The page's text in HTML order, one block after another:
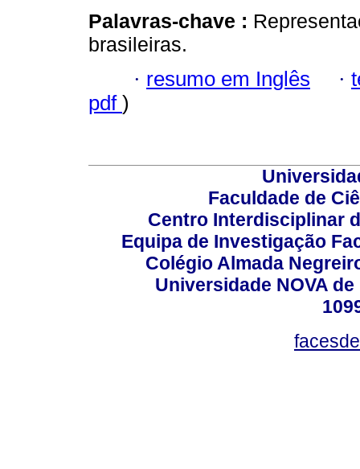
Palavras-chave :
brasileiras.
· resumo em Inglês ·
pdf )
Faculdade de
Centro Interdisciplinar
Equipa de Investigação
Colégio Almada
Universidade NOVA